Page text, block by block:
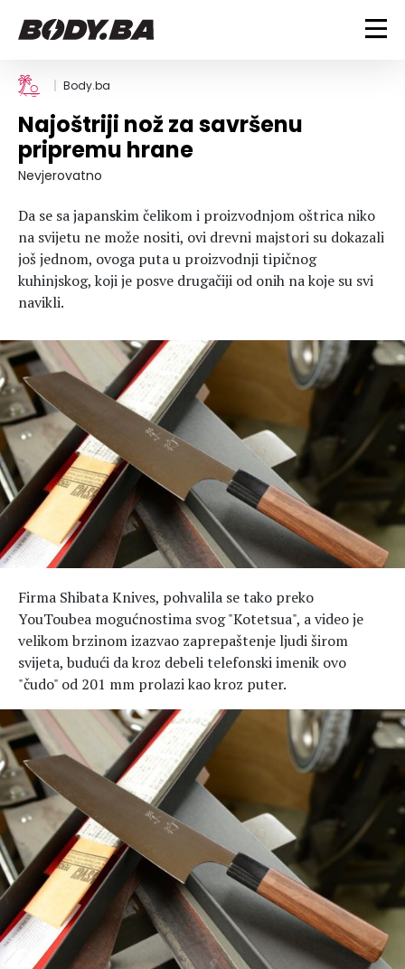
FITNESS
Vježbanje
Mršanje
Discipline
BODYBUILDING
Trening i vježbe
Savjeti
Ostalo
ISHRANA
Dijete
Nutricionizam
Recepti
Suplementi
ZDRAVLJE
Um i tijelo
Povrede i bolesti
Trudnice
LIFESTYLE
Fitness
Ishrana
Zdravlje
Hedonizam
VODA
MAGAZIN
Njega nje
Njega njega
Šminka
Tehnologija
KALORIJE
Body.ba
Najoštriji nož za savršenu
pripremu hrane
Nevjerovatno
Da se sa japanskim čelikom i proizvodnjom oštrica niko
na svijetu ne može nositi, ovi drevni majstori su dokazali
još jednom, ovoga puta u proizvodnji tipičnog
kuhinjskog, koji je posve drugačiji od onih na koje su svi
navikli.
Firma Shibata Knives, pohvalila se tako preko
YouToubea mogućnostima svog "Kotetsua", a video je
velikom brzinom izazvao zaprepaštenje ljudi širom
svijeta, budući da kroz debeli telefonski imenik ovo
"čudo" od 201 mm prolazi kao kroz puter.